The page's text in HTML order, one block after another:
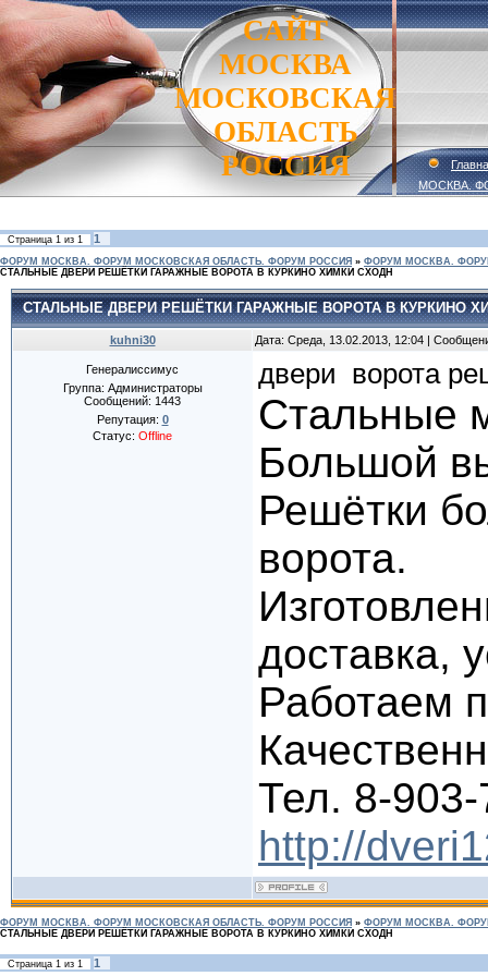
САЙТ
МОСКВА
МОСКОВСКАЯ
ОБЛАСТЬ
РОССИЯ
МОСКВА.
Страница 1 из 1 1
ФОРУМ МОСКВА. ФОРУМ МОСКОВСКАЯ ОБЛАСТЬ. ФОРУМ РОССИЯ » ФОРУМ МОСКВА.
СТАЛЬНЫЕ ДВЕРИ РЕШЁТКИ ГАРАЖНЫЕ ВОРОТА В КУРКИНО ХИМКИ СХОДН
СТАЛЬНЫЕ ДВЕРИ РЕШЁТКИ ГАРАЖНЫЕ ВОРОТА В КУРКИНО
kuhni30 Дата: Среда, 13.02.2013, 12:04 |
Генералиссимус
Группа: Администраторы
Сообщений: 1443
Репутация: 0
Статус: Offline
двери ворота
Стальные
Большой
Решётки
ворота.
доставка,
Работаем
Тел. 8-
http://
ФОРУМ МОСКВА. ФОРУМ МОСКОВСКАЯ ОБЛАСТЬ. ФОРУМ РОССИЯ » ФОРУМ МОСКВА.
СТАЛЬНЫЕ ДВЕРИ РЕШЁТКИ ГАРАЖНЫЕ ВОРОТА В КУРКИНО ХИМКИ СХОДН
Страница 1 из 1 1